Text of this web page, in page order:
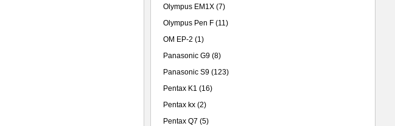
Olympus EM1X (7)
Olympus Pen F (11)
OM EP-2 (1)
Panasonic G9 (8)
Panasonic S9 (123)
Pentax K1 (16)
Pentax kx (2)
Pentax Q7 (5)